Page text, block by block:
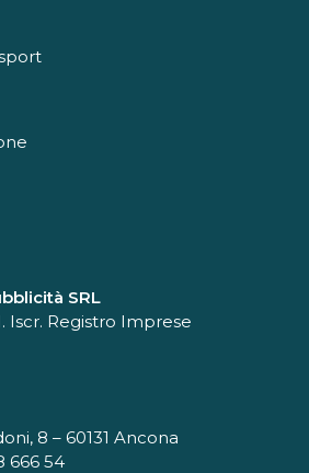
SRL
Iscr. Registro Imprese
8 – 60131 Ancona
666 54